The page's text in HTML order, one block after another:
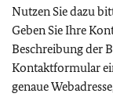
Nutzen Sie dazu
Geben Sie Ihre
Beschreibung der
Kontaktformular
genaue